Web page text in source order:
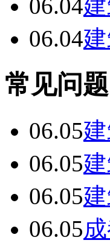
06.04
06.04
常见问题
06.05
06.05
06.05
06.05